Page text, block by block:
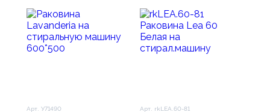
Арт. У71490 Арт. rkLEA.60-81